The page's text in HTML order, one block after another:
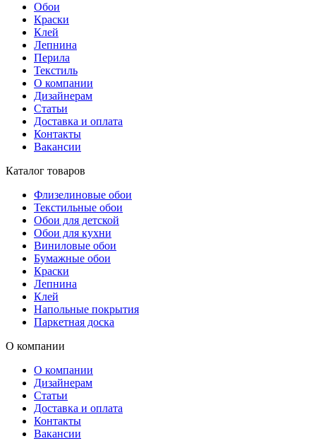
Обои
Краски
Клей
Лепнина
Перила
Текстиль
О компании
Дизайнерам
Статьи
Доставка и оплата
Контакты
Вакансии
Каталог товаров
Флизелиновые обои
Текстильные обои
Обои для детской
Обои для кухни
Виниловые обои
Бумажные обои
Краски
Лепнина
Клей
Напольные покрытия
Паркетная доска
О компании
О компании
Дизайнерам
Статьи
Доставка и оплата
Контакты
Вакансии